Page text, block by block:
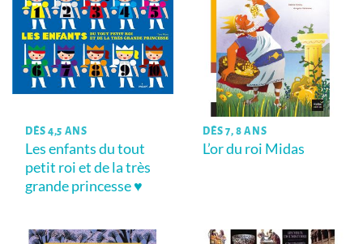
DÈS 4,5 ANS
Les enfants du tout
petit roi et de la très
grande princesse ♥
DÈS 7, 8 ANS
L’or du roi Midas